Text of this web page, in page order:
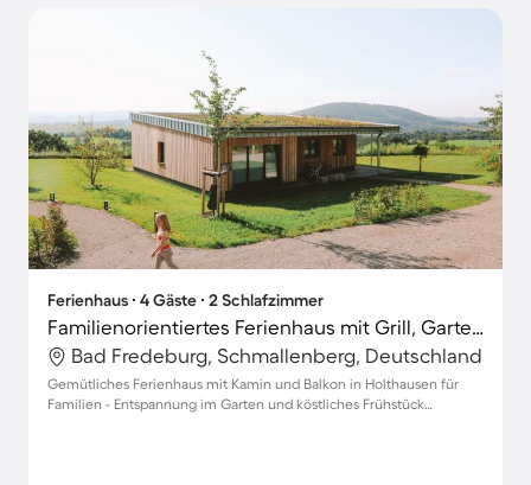
Ferienhaus ∙ 4 Gäste ∙ 2 Schlafzimmer
Familienorientiertes Ferienhaus mit Grill, Garten und Terrasse
Bad Fredeburg, Schmallenberg, Deutschland
Gemütliches Ferienhaus mit Kamin und Balkon in Holthausen für
Familien - Entspannung im Garten und köstliches Frühstück